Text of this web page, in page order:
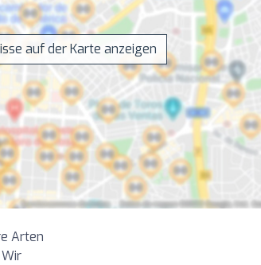
auf der Karte anzeigen
Arten